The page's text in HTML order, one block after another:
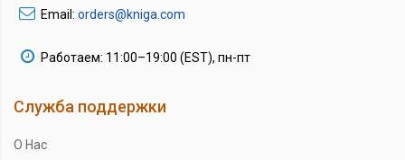
Email: orders@kniga.com
Работаем: 11:00–19:00 (EST), пн-пт
Служба поддержки
О Нас